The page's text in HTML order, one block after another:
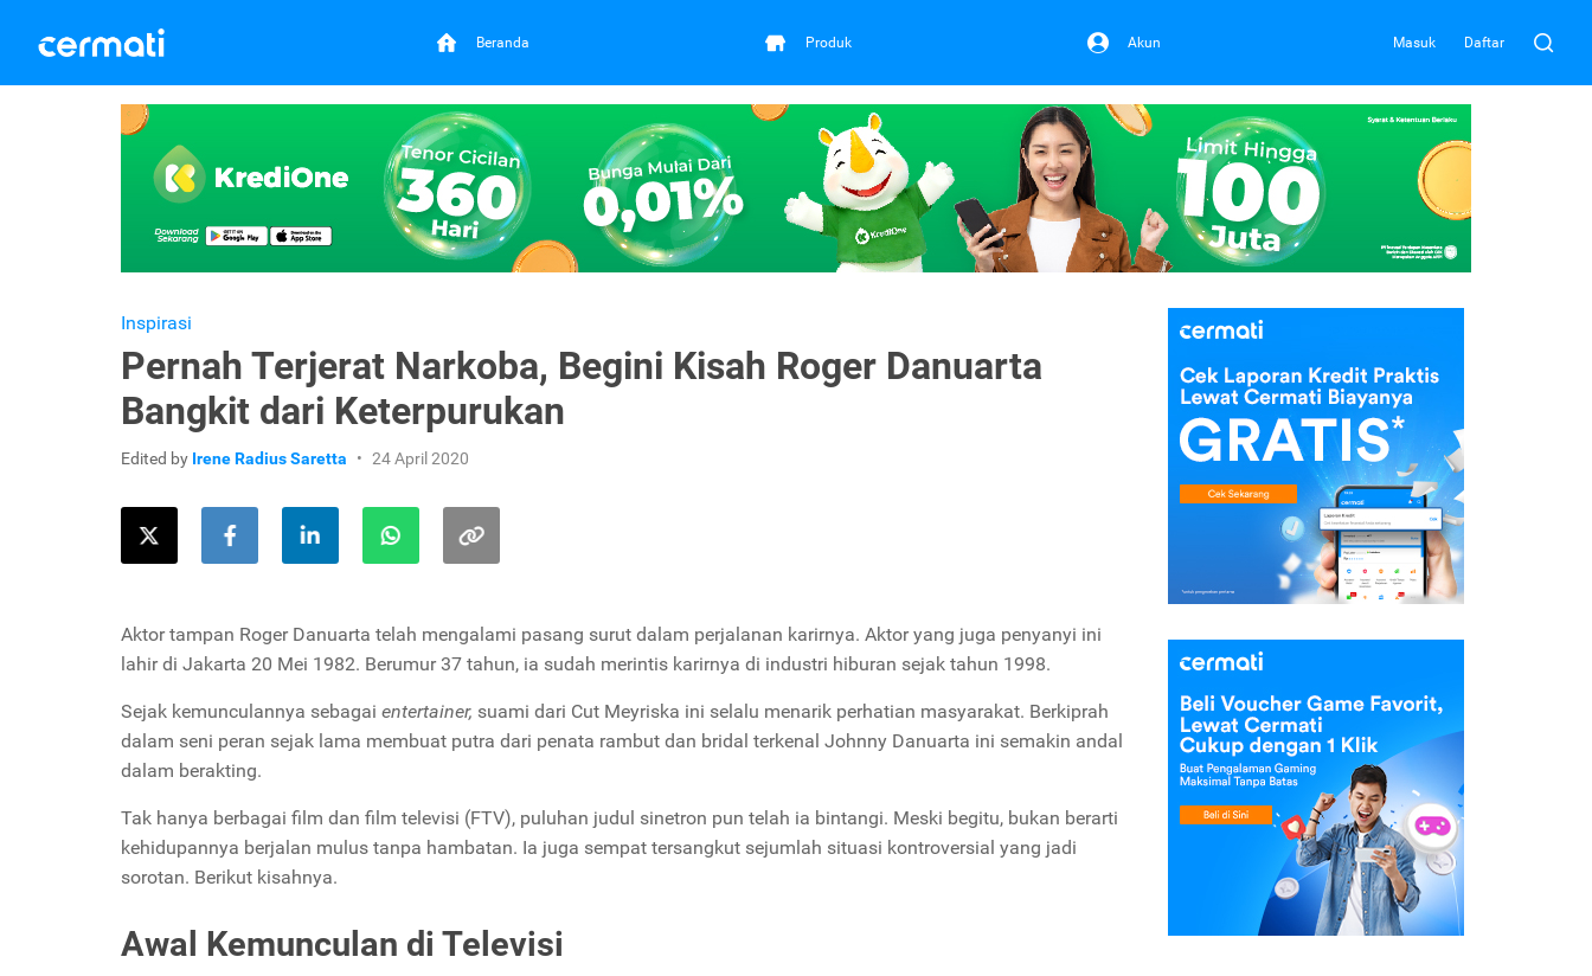
Beranda Produk Akun Masuk Daftar
Inspirasi
Pernah Terjerat Narkoba, Begini Kisah Roger Danuarta
Bangkit dari Keterpurukan
Edited by Irene Radius Saretta 24 April 2020
Aktor tampan Roger Danuarta telah mengalami pasang surut dalam perjalanan karirnya. Aktor yang juga penyanyi ini
lahir di Jakarta 20 Mei 1982. Berumur 37 tahun, ia sudah merintis karirnya di industri hiburan sejak tahun 1998.
Sejak kemunculannya sebagai entertainer, suami dari Cut Meyriska ini selalu menarik perhatian masyarakat. Berkiprah
dalam seni peran sejak lama membuat putra dari penata rambut dan bridal terkenal Johnny Danuarta ini semakin andal
dalam berakting.
Tak hanya berbagai film dan film televisi (FTV), puluhan judul sinetron pun telah ia bintangi. Meski begitu, bukan berarti
kehidupannya berjalan mulus tanpa hambatan. Ia juga sempat tersangkut sejumlah situasi kontroversial yang jadi
sorotan. Berikut kisahnya.
Awal Kemunculan di Televisi